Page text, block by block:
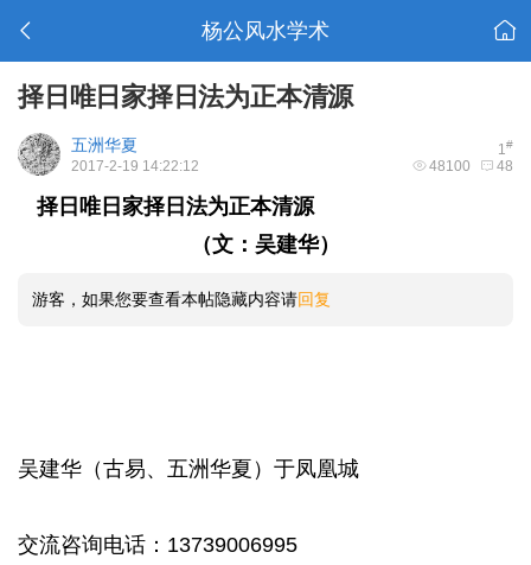
杨公风水学术
择日唯日家择日法为正本清源
1#
五洲华夏
48100 48
2017-2-19 14:22:12
择日唯日家择日法为正本清源; b9 l5 S) E/ V: n8 T$ S2 c/ v
（文：吴建华）
游客，如果您要查看本帖隐藏内容请回复
吴建华（古易、五洲华夏）于凤凰城
交流咨询电话：13739006995